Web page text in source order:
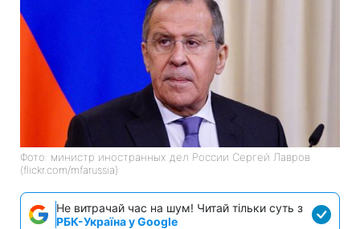
Фото: министр иностранных дел России Сергей Лавров
(flickr.com/mfarussia)
Не витрачай час на шум! Читай тільки суть з
РБК-Україна у Google